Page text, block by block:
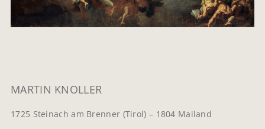
MARTIN KNOLLER
1725 Steinach am Brenner (Tirol) – 1804 Mailand